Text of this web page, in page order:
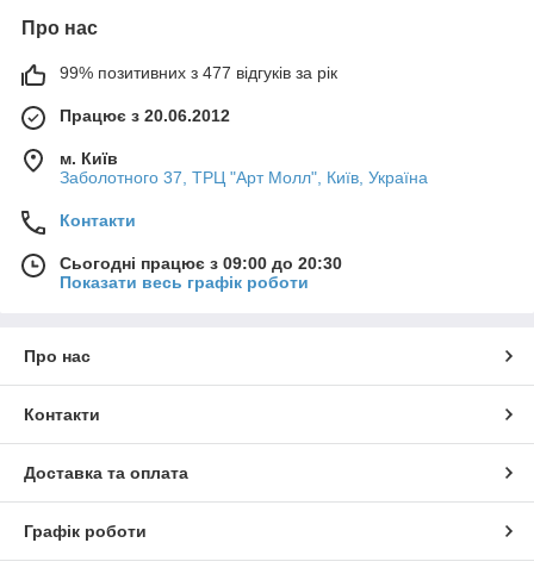
Про нас
99% позитивних з 477 відгуків за рік
Працює з 20.06.2012
м. Київ
Заболотного 37, ТРЦ "Арт Молл", Київ, Україна
Контакти
Сьогодні працює з 09:00 до 20:30
Показати весь графік роботи
Про нас
Контакти
Доставка та оплата
Графік роботи